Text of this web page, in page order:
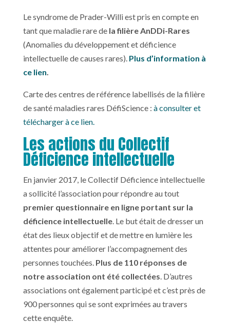
Le syndrome de Prader-Willi est pris en compte en
tant que maladie rare de la filière AnDDi-Rares
(Anomalies du développement et déficience
intellectuelle de causes rares). Plus d’information à
ce lien.
Carte des centres de référence labellisés de la filière
de santé maladies rares DéfiScience : à consulter et
télécharger à ce lien.
Les actions du Collectif
Déficience intellectuelle
En janvier 2017, le Collectif Déficience intellectuelle
a sollicité l’association pour répondre au tout
premier questionnaire en ligne portant sur la
déficience intellectuelle. Le but était de dresser un
état des lieux objectif et de mettre en lumière les
attentes pour améliorer l’accompagnement des
personnes touchées. Plus de 110 réponses de
notre association ont été collectées. D’autres
associations ont également participé et c’est près de
900 personnes qui se sont exprimées au travers
cette enquête.